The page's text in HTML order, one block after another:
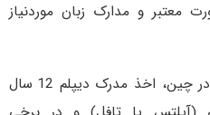
معتبر و مدارک زبان موردنیاز
برای تحصیل مقطع کارشناسی در چین، اخذ مدرک دیپلم 12 سال